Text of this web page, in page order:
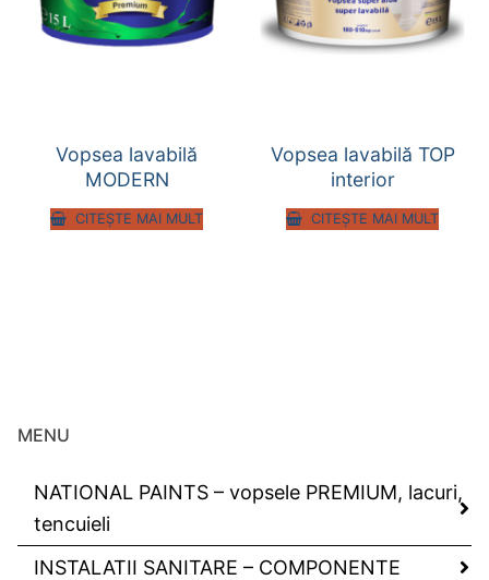
Vopsea lavabilă
MODERN
CITEȘTE MAI MULT
Vopsea lavabilă TOP
interior
CITEȘTE MAI MULT
MENU
NATIONAL PAINTS – vopsele PREMIUM, lacuri,
tencuieli
INSTALATII SANITARE – COMPONENTE